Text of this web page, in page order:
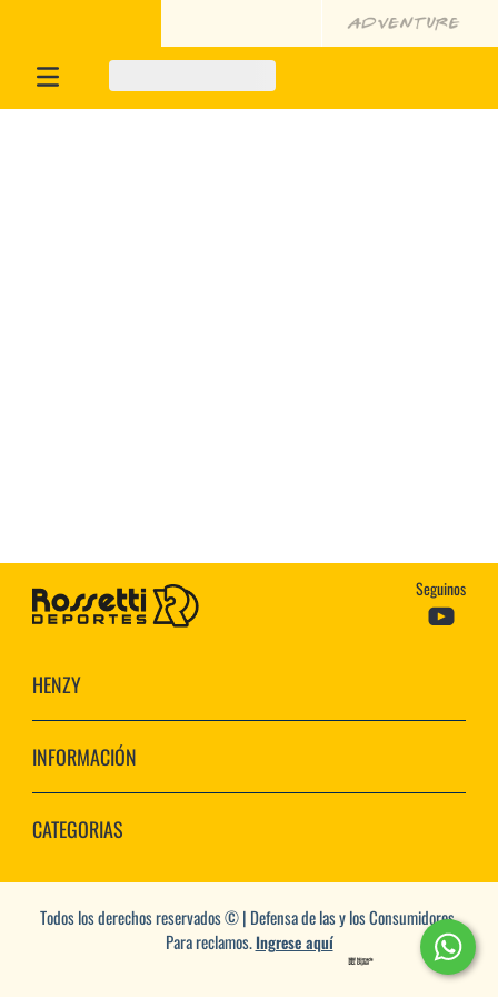
Seguinos
HENZY
INFORMACIÓN
CATEGORIAS
Todos los derechos reservados © | Defensa de las y los Consumidores.
Para reclamos.Ingrese aquí